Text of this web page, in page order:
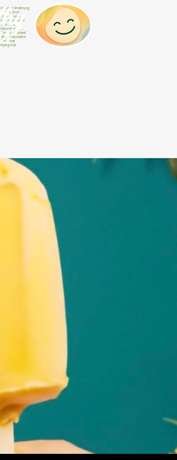
Gesunde Ernährung
Healthy food
Comida sana
Nourriture saine
Cibo sano
Gezond voedsel
Comida saudável
Menjar saludable
Sunn mat
Nyttig mat